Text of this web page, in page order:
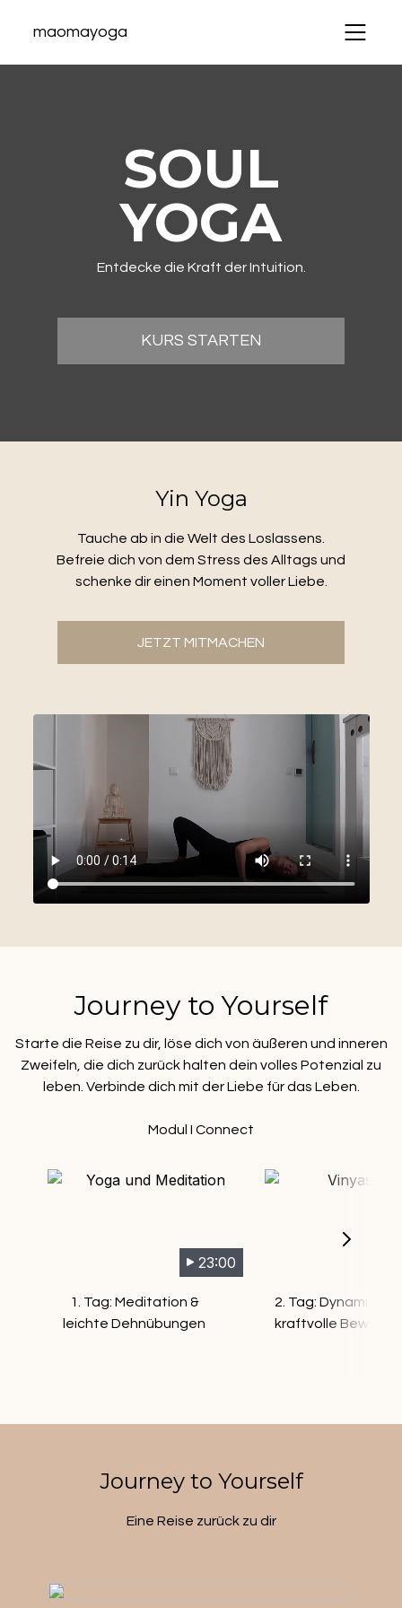
maomayoga
SOUL
YOGA
Entdecke die Kraft der Intuition.
KURS STARTEN
Yin Yoga
Tauche ab in die Welt des Loslassens.
Befreie dich von dem Stress des Alltags und
schenke dir einen Moment voller Liebe.
JETZT MITMACHEN
Journey to Yourself
Starte die Reise zu dir, löse dich von äußeren und inneren
Zweifeln, die dich zurück halten dein volles Potenzial zu
leben. Verbinde dich mit der Liebe für das Leben.
Modul I Connect
23:00
1. Tag: Meditation &
leichte Dehnübungen
2. Tag:
kraftvolle
Journey to Yourself
Eine Reise zurück zu dir